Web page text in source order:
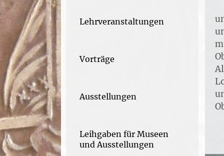
Lehrveranstaltungen
Vorträge
Ausstellungen
Leihgaben für Museen
und Ausstellungen